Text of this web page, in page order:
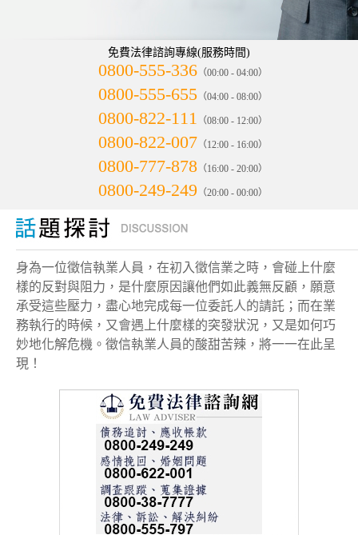
免費法律諮詢專線(服務時間)
0800-555-336 （00:00 - 04:00）
0800-555-655 （04:00 - 08:00）
0800-822-111 （08:00 - 12:00）
0800-822-007 （12:00 - 16:00）
0800-777-878 （16:00 - 20:00）
0800-249-249 （20:00 - 00:00）
身為一位徵信執業人員，在初入徵信業之時，會碰上什麼
樣的反對與阻力，是什麼原因讓他們如此義無反顧，願意
承受這些壓力，盡心地完成每一位委託人的請託；而在業
務執行的時候，又會遇上什麼樣的突發狀況，又是如何巧
妙地化解危機。徵信執業人員的酸甜苦辣，將一一在此呈
現！